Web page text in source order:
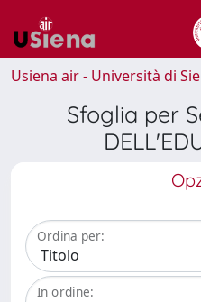
Usiena air - Università di
Sfoglia per
Ordina per:
In ordine: